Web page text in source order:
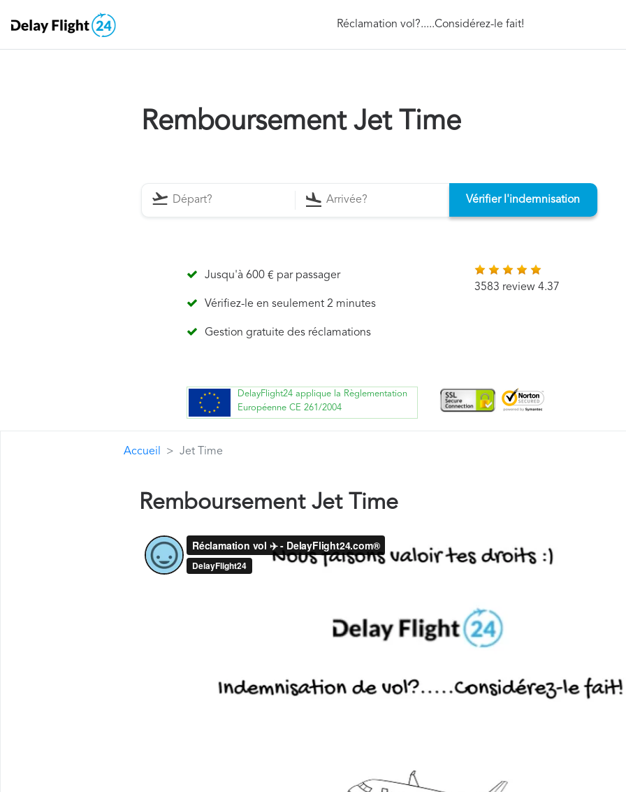
Réclamation vol?.....Considérez-le fait!
Remboursement Jet Time
Vérifier l'indemnisation
Jusqu'à 600 € par passager
Vérifiez-le en seulement 2 minutes
Gestion gratuite des réclamations
3583 review 4.37
DelayFlight24 applique la Règlementation
Européenne CE 261/2004
Accueil Jet Time
Remboursement Jet Time